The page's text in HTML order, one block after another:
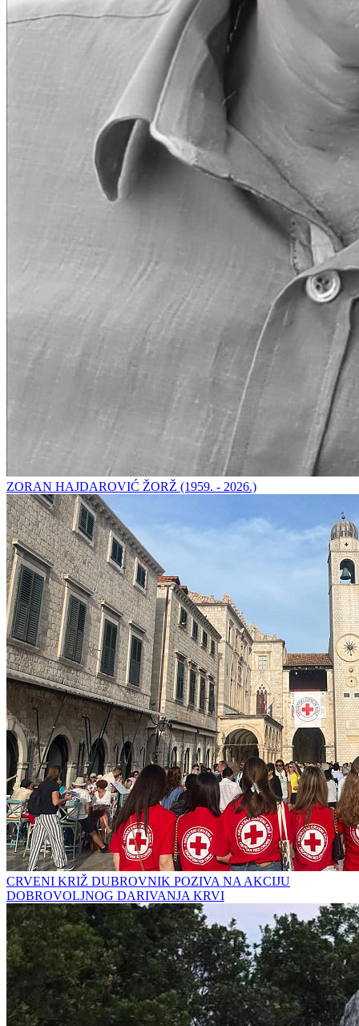
ZORAN HAJDAROVIĆ ŽORŽ (1959. - 2026.)
CRVENI KRIŽ DUBROVNIK POZIVA NA AKCIJU
DOBROVOLJNOG DARIVANJA KRVI